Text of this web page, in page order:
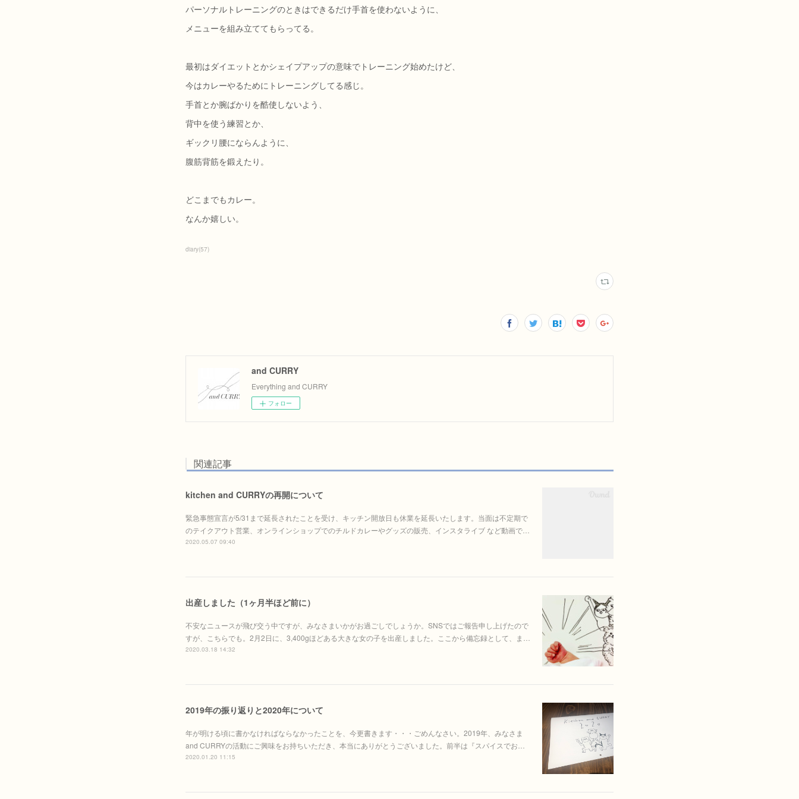
パーソナルトレーニングのときはできるだけ手首を使わないように、
メニューを組み立ててもらってる。
最初はダイエットとかシェイプアップの意味でトレーニング始めたけど、
今はカレーやるためにトレーニングしてる感じ。
手首とか腕ばかりを酷使しないよう、
背中を使う練習とか、
ギックリ腰にならんように、
腹筋背筋を鍛えたり。
どこまでもカレー。
なんか嬉しい。
diary(57)
and CURRY
Everything and CURRY
フォロー
関連記事
kitchen and CURRYの再開について
緊急事態宣言が5/31まで延長されたことを受け、キッチン開放日も休業を延長いたします。当面は不定期で
のテイクアウト営業、オンラインショップでのチルドカレーやグッズの販売、インスタライブ など動画で…
2020.05.07 09:40
出産しました（1ヶ月半ほど前に）
不安なニュースが飛び交う中ですが、みなさまいかがお過ごしでしょうか。SNSではご報告申し上げたので
すが、こちらでも。2月2日に、3,400gほどある大きな女の子を出産しました。ここから備忘録として、ま…
2020.03.18 14:32
2019年の振り返りと2020年について
年が明ける頃に書かなければならなかったことを、今更書きます・・・ごめんなさい。2019年、みなさま
and CURRYの活動にご興味をお持ちいただき、本当にありがとうございました。前半は『スパイスでお…
2020.01.20 11:15